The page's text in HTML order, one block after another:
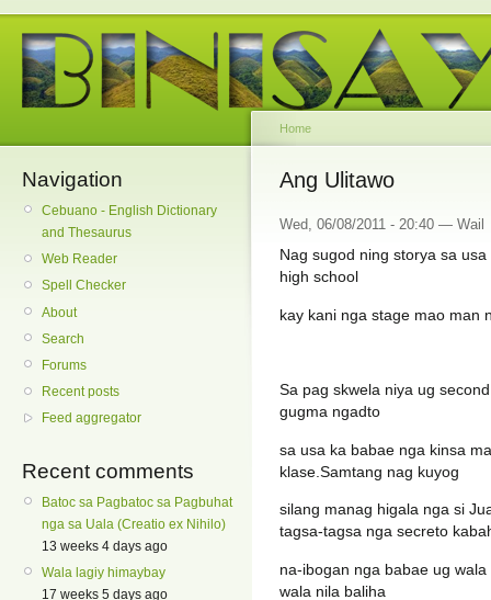
Navigation
Cebuano - English Dictionary
and Thesaurus
Web Reader
Spell Checker
About
Search
Forums
Recent posts
Feed aggregator
Recent comments
Batoc sa Pagbatoc sa Pagbuhat
nga sa Uala (Creatio ex Nihilo)
13 weeks 4 days ago
Wala lagiy himaybay
17 weeks 5 days ago
Home
Ang Ulitawo
Wed, 06/08/2011 - 20:40 — Wail
Nag sugod ning storya sa
high school
kay kani nga stage mao man
Sa pag skwela niya ug
gugma ngadto
sa usa ka babae nga kinsa
klase.Samtang nag kuyog
silang manag higala nga si
tagsa-tagsa nga secreto
na-ibogan nga babae ug
wala nila baliha